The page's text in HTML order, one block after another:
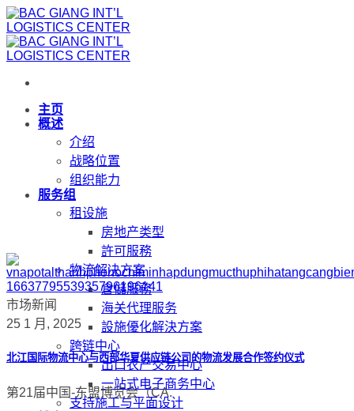
跳
到
内
主页
概述
介绍
战略位置
组织能力
服务组
租设施
房地产类型
許可服務
物流解决方案
倉儲服務
海关代理服务
設施優化解決方案
跨链中心
出口农产交易中心
一站式电子商务中心
支持施工与平面设计
市场新闻
25 1 月, 2025
北江国际物流中心与西部华夏供应链公司的物流发展合作签约仪式
第21届中国-东盟博览会（CA.